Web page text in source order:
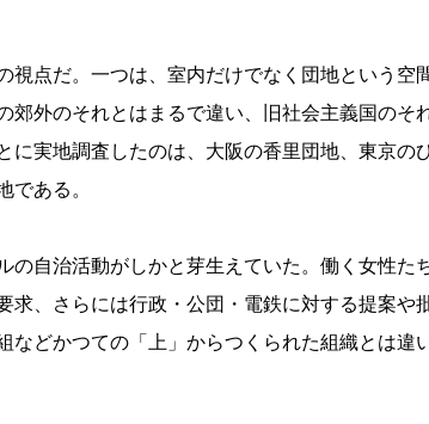
視点だ。一つは、室内だけでなく団地という空
郊外のそれとはまるで違い、旧社会主義国のそ
実地調査したのは、大阪の香里団地、東京の
ある。
自治活動がしかと芽生えていた。働く女性た
求、さらには行政・公団・電鉄に対する提案や
などかつての「上」からつくられた組織とは違